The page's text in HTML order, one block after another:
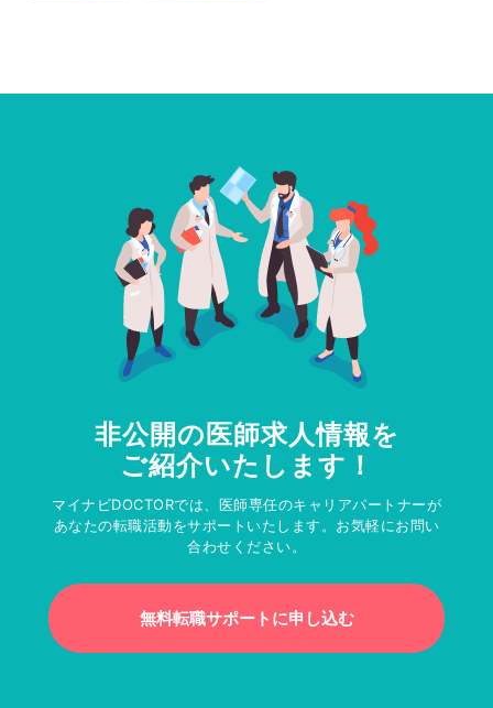
非公開の医師求人情報を
ご紹介いたします！
マイナビDOCTORでは、医師専任のキャリアパートナーが
あなたの転職活動をサポートいたします。お気軽にお問い
合わせください。
無料転職サポートに申し込む